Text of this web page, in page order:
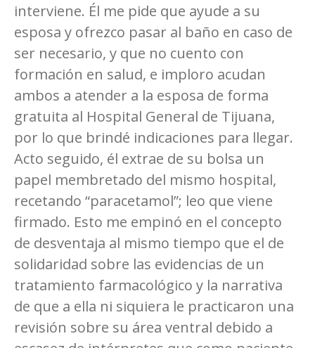
interviene. Él me pide que ayude a su
esposa y ofrezco pasar al baño en caso de
ser necesario, y que no cuento con
formación en salud, e imploro acudan
ambos a atender a la esposa de forma
gratuita al Hospital General de Tijuana,
por lo que brindé indicaciones para llegar.
Acto seguido, él extrae de su bolsa un
papel membretado del mismo hospital,
recetando “paracetamol”; leo que viene
firmado. Esto me empinó en el concepto
de desventaja al mismo tiempo que el de
solidaridad sobre las evidencias de un
tratamiento farmacológico y la narrativa
de que a ella ni siquiera le practicaron una
revisión sobre su área ventral debido a